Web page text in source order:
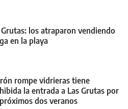
Grutas: los atraparon vendiendo
en la playa
rompe vidrieras tiene
la entrada a Las Grutas por
dos veranos